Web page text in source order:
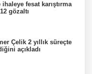
fesat karıştırma
gözaltı
Çelik 2 yıllık süreçte
açıkladı